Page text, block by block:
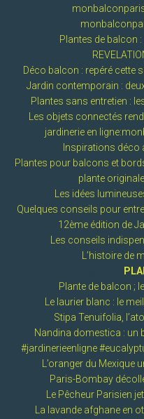
Plantes de balcon
Déco balcon : repéré cette
Jardin contemporain :
Plantes sans entretien :
Les objets connectés
jardinerie en
Inspirations déco
Plantes pour balcons et
plante
Les idées
Quelques conseils pour
12ème édition de
Les conseils
L’histoire de
Plante de balcon ;
Le laurier blanc : le
Stipa Tenuifolia,
Nandina domestica :
#jardinerieenligne
L’oranger du Mexique
Paris-Bombay
Le Pêcheur Parisien
La lavande afghane en